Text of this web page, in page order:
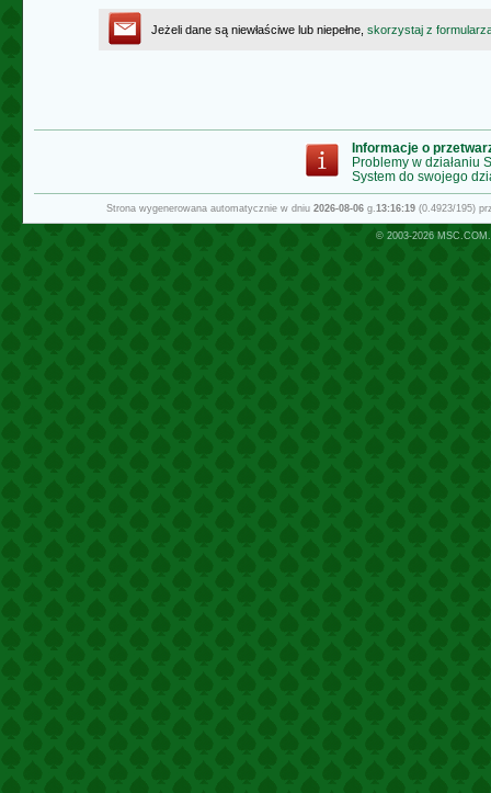
Jeżeli dane są niewłaściwe lub niepełne, skorzystaj z
Informacje o
Problemy w działaniu
System do swojego
Strona wygenerowana automatycznie w dniu 2026-08-06g.13:16:19(0.4923/195)
© 2003-2026